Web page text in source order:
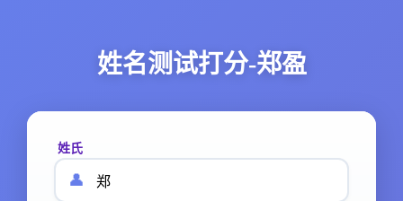
姓名测试打分-郑盈
姓氏
👤